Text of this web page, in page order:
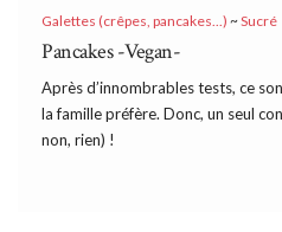
Galettes (crêpes, pancakes...) ~Sucré
Pancakes -Vegan-
Après d’innombrables tests, ce
la famille préfère. Donc, un seul
non, rien) !